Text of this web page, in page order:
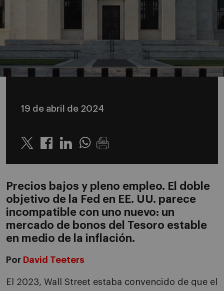
19 de abril de 2024
Twitter LinkedinWhatsapp
Precios bajos y pleno empleo. El doble
objetivo de la Fed en EE. UU. parece
incompatible con uno nuevo: un
mercado de bonos del Tesoro estable
en medio de la inflación.
Por David Teeters
El 2023, Wall Street estaba convencido de que el